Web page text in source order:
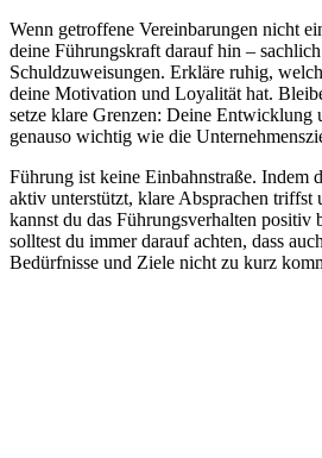
Wenn getroffene Vereinbarungen nicht
deine Führungskraft darauf hin –
Schuldzuweisungen. Erkläre ruhig,
deine Motivation und Loyalität hat.
setze klare Grenzen: Deine Entwicklung
genauso wichtig wie die
Führung ist keine Einbahnstraße. Indem
aktiv unterstützt, klare Absprachen triffst
kannst du das Führungsverhalten positiv
solltest du immer darauf achten, dass
Bedürfnisse und Ziele nicht zu kurz